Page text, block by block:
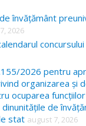
învățământ
2026
2026 pentru
organizarea și
ocuparea
de
stat august 7, 2026